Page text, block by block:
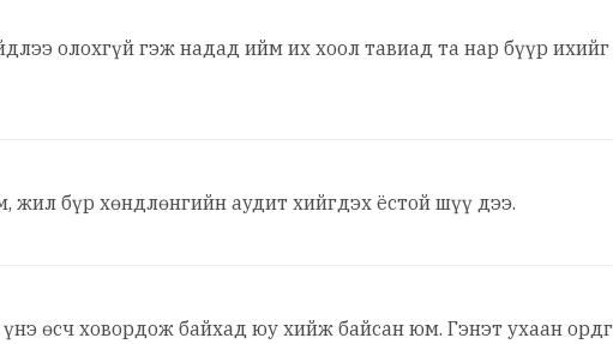
олохгүй гэж надад ийм их хоол тавиад та нар бүүр
жил бүр хөндлөнгийн аудит хийгдэх ёстой шүү дээ.
өсч ховордож байхад юу хийж байсан юм. Гэнэт ухаан